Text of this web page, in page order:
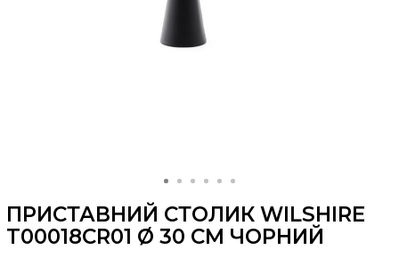
ПРИСТАВНИЙ СТОЛИК WILSHIRE
T00018CR01 Ø 30 СМ ЧОРНИЙ